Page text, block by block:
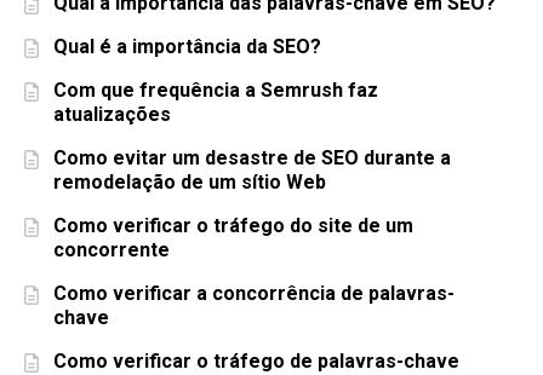
Qual é a importância da SEO?
Com que frequência a Semrush faz
atualizações
Como evitar um desastre de SEO durante a
remodelação de um sítio Web
Como verificar o tráfego do site de um
concorrente
Como verificar a concorrência de palavras-
chave
Como verificar o tráfego de palavras-chave